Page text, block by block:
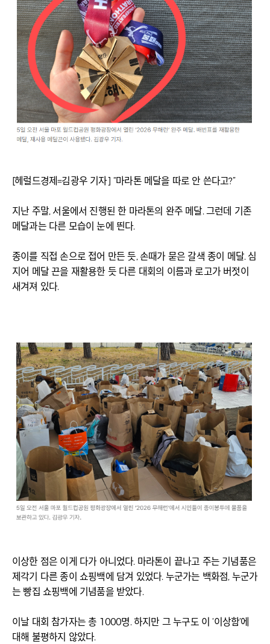
[헤럴드경제=김광우 기자] “마라톤 메달을 따로 안 쓴다고?”
지난 주말, 서울에서 진행된 한 마라톤의 완주 메달. 그런데 기존
메달과는 다른 모습이 눈에 띈다.
종이를 직접 손으로 접어 만든 듯, 손때가 묻은 갈색 종이 메달. 심
지어 메달 끈을 재활용한 듯 다른 대회의 이름과 로고가 버젓이
새겨져 있다.
이상한 점은 이게 다가 아니었다. 마라톤이 끝나고 주는 기념품은
제각기 다른 종이 쇼핑백에 담겨 있었다. 누군가는 백화점, 누군가
는 빵집 쇼핑백에 기념품을 받았다.
이날 대회 참가자는 총 1000명. 하지만 그 누구도 이 ‘이상함’에
대해 불평하지 않았다.